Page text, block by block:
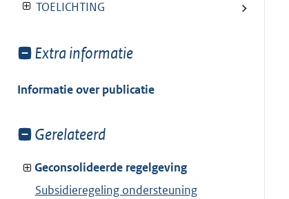
TOELICHTING
Toon
van:
Extra informatie
Informatie over publicatie
Toon
van:
Gerelateerd
Geconsolideerde regelgeving
Subsidieregeling ondersteuning